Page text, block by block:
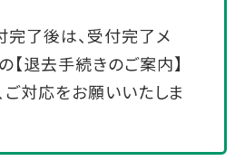
完了後は、受付完了メ
【退去手続きのご案内】
ご対応をお願いいたしま